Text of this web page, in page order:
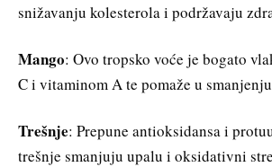
snižavanju kolesterola i podržavaju
Mango: Ovo tropsko voće je bogato
C i vitaminom A te pomaže u
Trešnje: Prepune antioksidansa i
trešnje smanjuju upalu i oksidativni